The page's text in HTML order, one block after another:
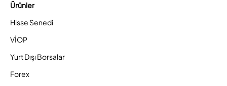
Ürünler
Hisse Senedi
VİOP
Yurt Dışı Borsalar
Forex